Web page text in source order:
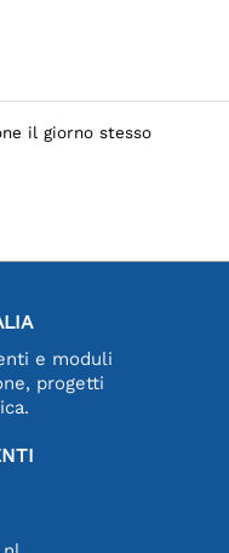
il giorno stesso
e moduli
progetti